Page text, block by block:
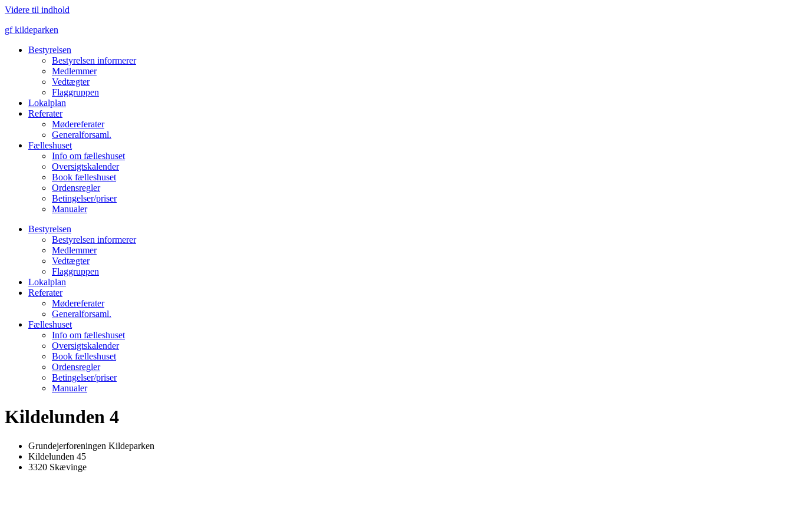
Videre til indhold
gf kildeparken
Bestyrelsen
Bestyrelsen informerer
Medlemmer
Vedtægter
Flaggruppen
Lokalplan
Referater
Mødereferater
Generalforsaml.
Fælleshuset
Info om fælleshuset
Oversigtskalender
Book fælleshuset
Ordensregler
Betingelser/priser
Manualer
Bestyrelsen
Bestyrelsen informerer
Medlemmer
Vedtægter
Flaggruppen
Lokalplan
Referater
Mødereferater
Generalforsaml.
Fælleshuset
Info om fælleshuset
Oversigtskalender
Book fælleshuset
Ordensregler
Betingelser/priser
Manualer
Kildelunden 4
Grundejerforeningen Kildeparken
Kildelunden 45
3320 Skævinge